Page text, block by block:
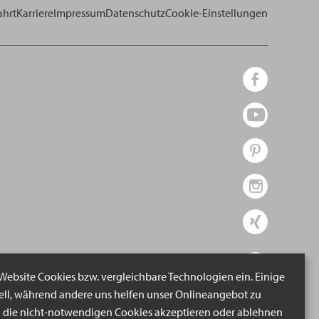
Cookies bzw. vergleichbare Technologien ein. Einige
während andere uns helfen unser Onlineangebot zu
die nicht-notwendigen Cookies akzeptieren oder ablehnen
KarriereImpressumDatenschutzCookie-Einstellungen